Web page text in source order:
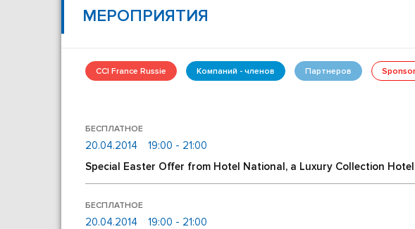
МЕРОПРИЯТИЯ
CCI France Russie Компаний - членов Партнеров
БЕСПЛАТНОЕ
20.04.2014
19:00 - 21:00
Special Easter Offer from Hotel National, a Luxury Collection Hotel
БЕСПЛАТНОЕ
20.04.2014
19:00 - 21:00